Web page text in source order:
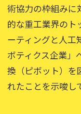
術協力の枠組みに
的な重工業界のト
ーティングと人工
ボティクス企業」
換（ピボット）を
れたことを示唆し